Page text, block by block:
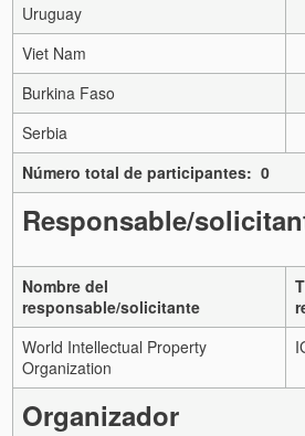
Uruguay
Viet Nam
Burkina Faso
Serbia
Número total de participantes: 0
Responsable/
Nombre del
responsable/solicitante
World Intellectual Property
Organization
Organizador